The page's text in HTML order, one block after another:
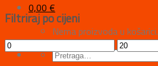
0,00 €
Nema proizvoda u košarici.
Filtriraj po cijeni